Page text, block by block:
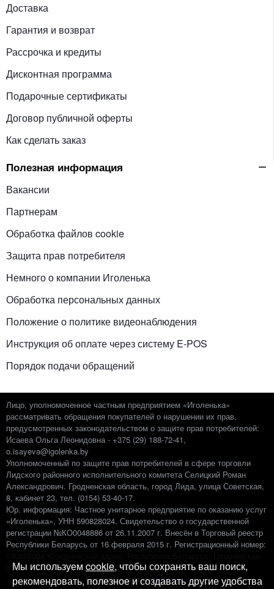
Доставка
Гарантия и возврат
Рассрочка и кредиты
Дисконтная программа
Подарочные сертификаты
Договор публичной оферты
Как сделать заказ
Полезная информация
Вакансии
Партнерам
Обработка файлов cookie
Защита прав потребителя
Немного о компании Иголенька
Обработка персональных данных
Положение о политике видеонаблюдения
Инструкция об оплате через систему E-POS
Порядок подачи обращений
Лицо, уполномоченное частным предприятием «Иголенька»
рассматривать обращения покупателей о нарушении их прав,
предусмотренных законодательством о защите прав потребителей:
Исаева Ольга Леонидовна - +375 (29) 188-72-41,
o.isayeva@igolenka.by
Уполномоченный по защите прав потребителей в сфере торговли
Лидского районного исполнительного комитета Селицкий Роман
Александрович. Гродненская область, город Лида, улица Советская,
8, кабинет 23, тел. (0154) 53-40-17.
Юр. информация: Частное унитарное предприятие по оказанию услуг
«Иголенька», УНН 590828024. Свидетельство о государственной
регистрации №КО0048886 от 26.11.2007 г. Внесён в Торговый реестр
Республики Беларусь от 16 февраля 2015 г. Регистрационный номер:
обл., г. Лида, 1-ый пер. Невского, 2
Создание сайтов:it-team.by
Мы используем cookie, чтобы сохранять ваш поиск,
рекомендовать, полезное и создавать другие удобства